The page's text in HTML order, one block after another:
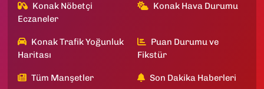
Konak Nöbetçi
Eczaneler
Konak Hava Durumu
Konak Trafik Yoğunluk
Haritası
Puan Durumu ve
Fikstür
Tüm Manşetler Son Dakika Haberleri